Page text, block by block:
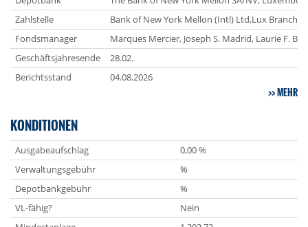
Zahlstelle
Bank of New York Mellon (Intl) Ltd,Lux Branch
Fondsmanager
Marques Mercier, Joseph S. Madrid, Laurie F.
Geschäftsjahresende
28.02.
Berichtsstand
04.08.2026
MEHR
KONDITIONEN
Ausgabeaufschlag
0,00 %
Verwaltungsgebühr
%
Depotbankgebühr
%
VL-fähig?
Nein